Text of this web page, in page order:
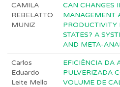
CAMILA
REBELATTO
MUNIZ
CAN CHANGES
MANAGEMENT
PRODUCTIVITY
STATES? A
AND META-
Carlos
Eduardo
Leite Mello
EFICIÊNCIA DA
PULVERIZADA
VOLUME DE